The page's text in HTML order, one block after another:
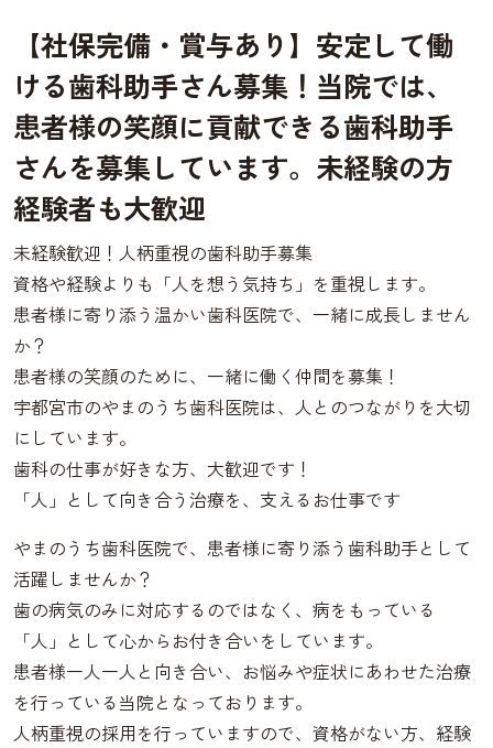
【社保完備・賞与あり】安定して働
ける歯科助手さん募集！当院では、
患者様の笑顔に貢献できる歯科助手
さんを募集しています。未経験の方
経験者も大歓迎
未経験歓迎！人柄重視の歯科助手募集
資格や経験よりも「人を想う気持ち」を重視します。
患者様に寄り添う温かい歯科医院で、一緒に成長しません
か？
患者様の笑顔のために、一緒に働く仲間を募集！
宇都宮市のやまのうち歯科医院は、人とのつながりを大切
にしています。
歯科の仕事が好きな方、大歓迎です！
「人」として向き合う治療を、支えるお仕事です
やまのうち歯科医院で、患者様に寄り添う歯科助手として
活躍しませんか？
歯の病気のみに対応するのではなく、病をもっている
「人」として心からお付き合いをしています。
患者様一人一人と向き合い、お悩みや症状にあわせた治療
を行っている当院となっております。
人柄重視の採用を行っていますので、資格がない方、経験